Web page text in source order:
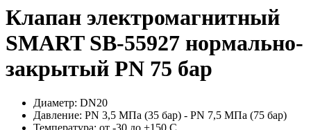
Клапан электромагнитный
SMART SB-55927 нормально-
закрытый PN 75 бар
Диаметр: DN20
Давление: PN 3,5 МПа (35 бар) - PN 7,5 МПа (75 бар)
Температура: от -30 до +150 С